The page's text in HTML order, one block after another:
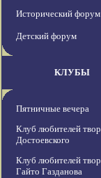
Исторический форум
Детский форум
КЛУБЫ
Пятничные вечера
Клуб любителей
Достоевского
Клуб любителей
Гайто Газданова